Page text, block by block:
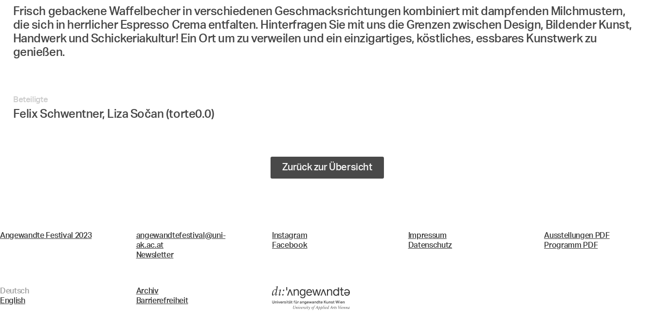
Frisch gebackene Waffelbecher in verschiedenen Geschmacksrichtungen kombiniert mit dampfenden Milchmustern,
die sich in herrlicher Espresso Crema entfalten. Hinterfragen Sie mit uns die Grenzen zwischen Design, Bildender Kunst,
Handwerk und Schickeriakultur! Ein Ort um zu verweilen und ein einzigartiges, köstliches, essbares Kunstwerk zu
genießen.
Beteiligte
Felix Schwentner, Liza Sočan (torte0.0)
Zurück zur Übersicht
Angewandte Festival 2023
angewandtefestival@uni-
ak.ac.at
Newsletter
Instagram
Facebook
Impressum
Datenschutz
Ausstellungen PDF
Programm PDF
Deutsch
English
Archiv
Barrierefreiheit